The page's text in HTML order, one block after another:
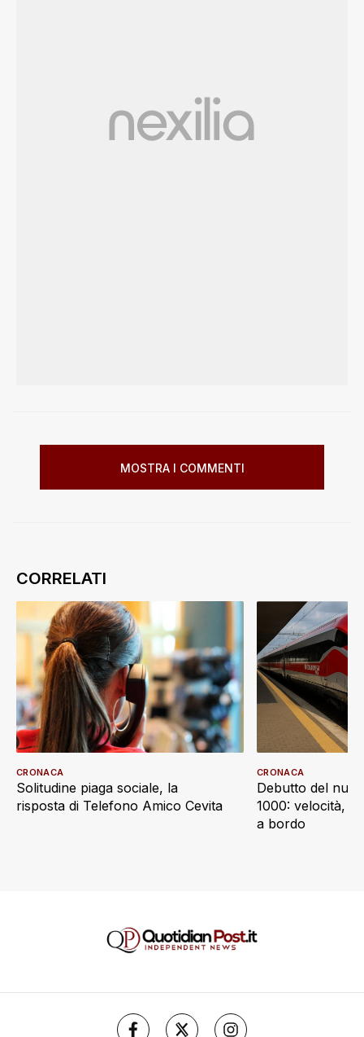
MOSTRA I COMMENTI
Solitudine piaga sociale, la
risposta di Telefono Amico Cevita
CRONACA
Debutto del
1000: velocità,
a bordo
CRONACA